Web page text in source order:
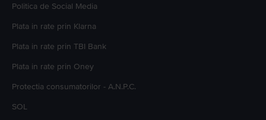
Politica de Social Media
Plata in rate prin Klarna
Plata in rate prin TBI Bank
Plata in rate prin Oney
Protectia consumatorilor - A.N.P.C.
SOL